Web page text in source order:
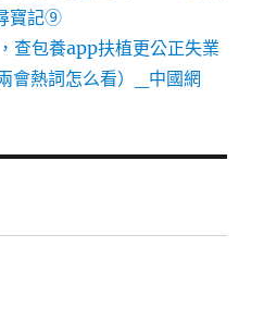
寶記⑨
查包養app扶植更公正失業
會熱詞怎么看）_中國網